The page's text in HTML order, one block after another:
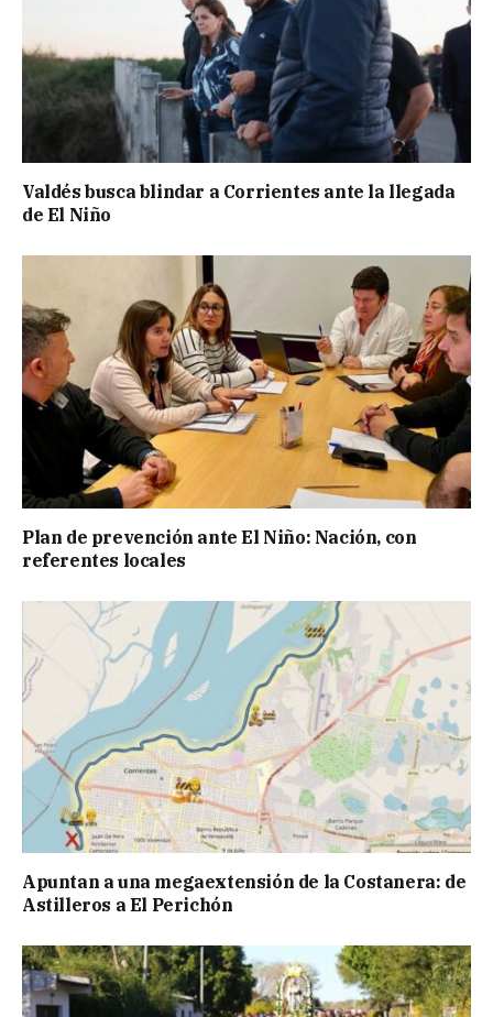
Valdés busca blindar a Corrientes ante la llegada
de El Niño
Plan de prevención ante El Niño: Nación, con
referentes locales
Apuntan a una megaextensión de la Costanera: de
Astilleros a El Perichón